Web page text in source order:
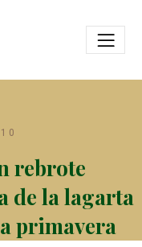
rebrote
de la lagarta
primavera